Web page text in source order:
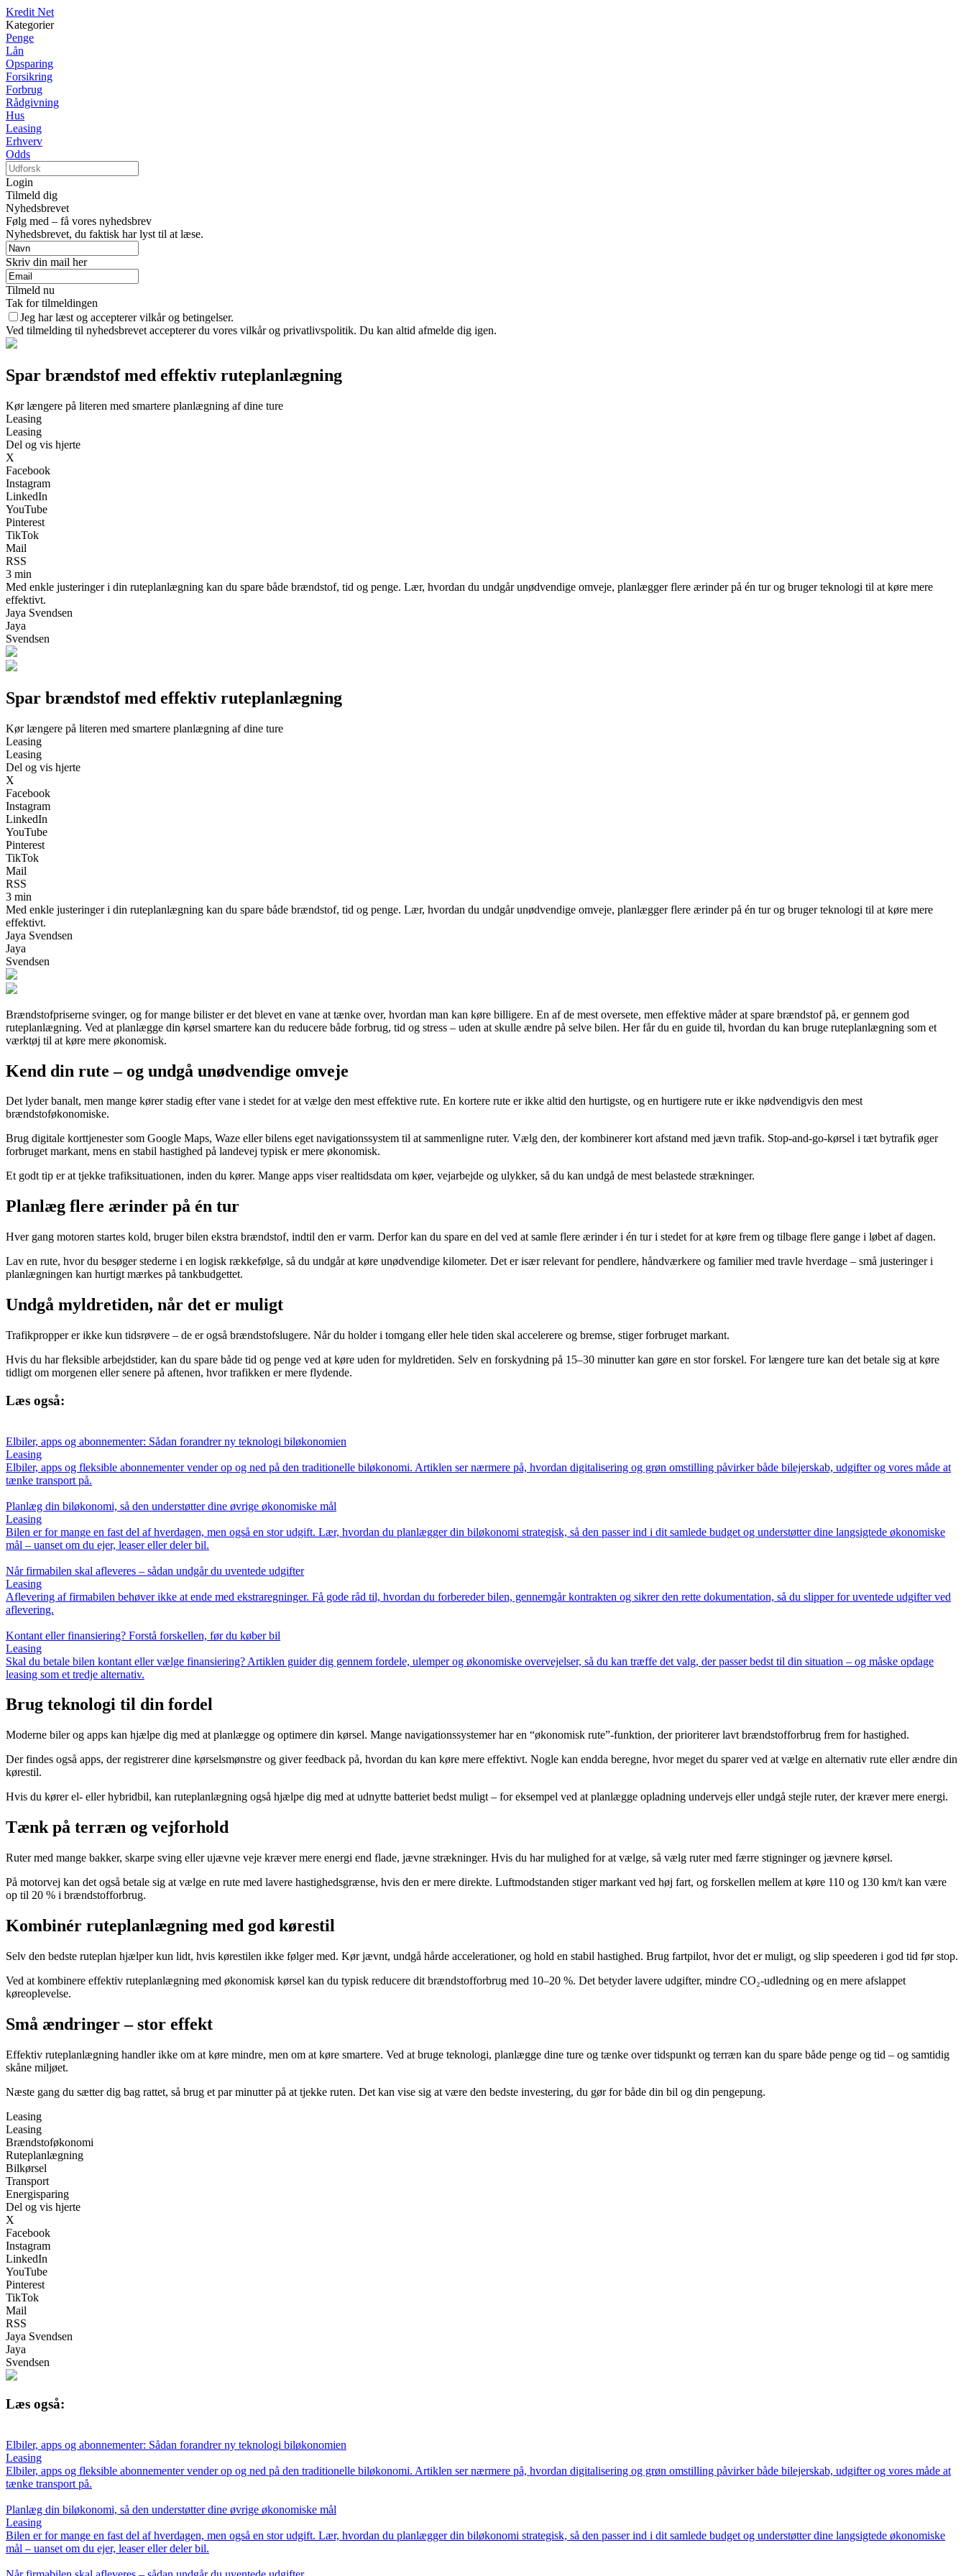
Kredit Net
Kategorier
Penge
Lån
Opsparing
Forsikring
Forbrug
Rådgivning
Hus
Leasing
Erhverv
Odds
Login
Tilmeld dig
Nyhedsbrevet
Følg med – få vores nyhedsbrev
Nyhedsbrevet, du faktisk har lyst til at læse.
Skriv din mail her
Tilmeld nu
Tak for tilmeldingen
Jeg har læst og accepterer vilkår og betingelser.
Ved tilmelding til nyhedsbrevet accepterer du vores vilkår og privatlivspolitik. Du kan altid afmelde dig igen.
Spar brændstof med effektiv ruteplanlægning
Kør længere på literen med smartere planlægning af dine ture
Leasing
Leasing
Del og vis hjerte
X
Facebook
Instagram
LinkedIn
YouTube
Pinterest
TikTok
Mail
RSS
3 min
Med enkle justeringer i din ruteplanlægning kan du spare både brændstof, tid og penge. Lær, hvordan du undgår unødvendige omveje, planlægger flere ærinder på én tur og bruger teknologi til at køre mere
effektivt.
Jaya Svendsen
Jaya
Svendsen
Spar brændstof med effektiv ruteplanlægning
Kør længere på literen med smartere planlægning af dine ture
Leasing
Leasing
Del og vis hjerte
X
Facebook
Instagram
LinkedIn
YouTube
Pinterest
TikTok
Mail
RSS
3 min
Med enkle justeringer i din ruteplanlægning kan du spare både brændstof, tid og penge. Lær, hvordan du undgår unødvendige omveje, planlægger flere ærinder på én tur og bruger teknologi til at køre mere
effektivt.
Jaya Svendsen
Jaya
Svendsen
Brændstofpriserne svinger, og for mange bilister er det blevet en vane at tænke over, hvordan man kan køre billigere. En af de mest oversete, men effektive måder at spare brændstof på, er gennem god
ruteplanlægning. Ved at planlægge din kørsel smartere kan du reducere både forbrug, tid og stress – uden at skulle ændre på selve bilen. Her får du en guide til, hvordan du kan bruge ruteplanlægning som et
værktøj til at køre mere økonomisk.
Kend din rute – og undgå unødvendige omveje
Det lyder banalt, men mange kører stadig efter vane i stedet for at vælge den mest effektive rute. En kortere rute er ikke altid den hurtigste, og en hurtigere rute er ikke nødvendigvis den mest
brændstoføkonomiske.
Brug digitale korttjenester som Google Maps, Waze eller bilens eget navigationssystem til at sammenligne ruter. Vælg den, der kombinerer kort afstand med jævn trafik. Stop-and-go-kørsel i tæt bytrafik øger
forbruget markant, mens en stabil hastighed på landevej typisk er mere økonomisk.
Et godt tip er at tjekke trafiksituationen, inden du kører. Mange apps viser realtidsdata om køer, vejarbejde og ulykker, så du kan undgå de mest belastede strækninger.
Planlæg flere ærinder på én tur
Hver gang motoren startes kold, bruger bilen ekstra brændstof, indtil den er varm. Derfor kan du spare en del ved at samle flere ærinder i én tur i stedet for at køre frem og tilbage flere gange i løbet af dagen.
Lav en rute, hvor du besøger stederne i en logisk rækkefølge, så du undgår at køre unødvendige kilometer. Det er især relevant for pendlere, håndværkere og familier med travle hverdage – små justeringer i
planlægningen kan hurtigt mærkes på tankbudgettet.
Undgå myldretiden, når det er muligt
Trafikpropper er ikke kun tidsrøvere – de er også brændstofslugere. Når du holder i tomgang eller hele tiden skal accelerere og bremse, stiger forbruget markant.
Hvis du har fleksible arbejdstider, kan du spare både tid og penge ved at køre uden for myldretiden. Selv en forskydning på 15–30 minutter kan gøre en stor forskel. For længere ture kan det betale sig at køre
tidligt om morgenen eller senere på aftenen, hvor trafikken er mere flydende.
Læs også:
Elbiler, apps og abonnementer: Sådan forandrer ny teknologi biløkonomien
Leasing
Elbiler, apps og fleksible abonnementer vender op og ned på den traditionelle biløkonomi. Artiklen ser nærmere på, hvordan digitalisering og grøn omstilling påvirker både bilejerskab, udgifter og vores måde at
tænke transport på.
Planlæg din biløkonomi, så den understøtter dine øvrige økonomiske mål
Leasing
Bilen er for mange en fast del af hverdagen, men også en stor udgift. Lær, hvordan du planlægger din biløkonomi strategisk, så den passer ind i dit samlede budget og understøtter dine langsigtede økonomiske
mål – uanset om du ejer, leaser eller deler bil.
Når firmabilen skal afleveres – sådan undgår du uventede udgifter
Leasing
Aflevering af firmabilen behøver ikke at ende med ekstraregninger. Få gode råd til, hvordan du forbereder bilen, gennemgår kontrakten og sikrer den rette dokumentation, så du slipper for uventede udgifter ved
aflevering.
Kontant eller finansiering? Forstå forskellen, før du køber bil
Leasing
Skal du betale bilen kontant eller vælge finansiering? Artiklen guider dig gennem fordele, ulemper og økonomiske overvejelser, så du kan træffe det valg, der passer bedst til din situation – og måske opdage
leasing som et tredje alternativ.
Brug teknologi til din fordel
Moderne biler og apps kan hjælpe dig med at planlægge og optimere din kørsel. Mange navigationssystemer har en “økonomisk rute”-funktion, der prioriterer lavt brændstofforbrug frem for hastighed.
Der findes også apps, der registrerer dine kørselsmønstre og giver feedback på, hvordan du kan køre mere effektivt. Nogle kan endda beregne, hvor meget du sparer ved at vælge en alternativ rute eller ændre din
kørestil.
Hvis du kører el- eller hybridbil, kan ruteplanlægning også hjælpe dig med at udnytte batteriet bedst muligt – for eksempel ved at planlægge opladning undervejs eller undgå stejle ruter, der kræver mere energi.
Tænk på terræn og vejforhold
Ruter med mange bakker, skarpe sving eller ujævne veje kræver mere energi end flade, jævne strækninger. Hvis du har mulighed for at vælge, så vælg ruter med færre stigninger og jævnere kørsel.
På motorvej kan det også betale sig at vælge en rute med lavere hastighedsgrænse, hvis den er mere direkte. Luftmodstanden stiger markant ved høj fart, og forskellen mellem at køre 110 og 130 km/t kan være
op til 20 % i brændstofforbrug.
Kombinér ruteplanlægning med god kørestil
Selv den bedste ruteplan hjælper kun lidt, hvis kørestilen ikke følger med. Kør jævnt, undgå hårde accelerationer, og hold en stabil hastighed. Brug fartpilot, hvor det er muligt, og slip speederen i god tid før stop.
Ved at kombinere effektiv ruteplanlægning med økonomisk kørsel kan du typisk reducere dit brændstofforbrug med 10–20 %. Det betyder lavere udgifter, mindre CO₂-udledning og en mere afslappet
køreoplevelse.
Små ændringer – stor effekt
Effektiv ruteplanlægning handler ikke om at køre mindre, men om at køre smartere. Ved at bruge teknologi, planlægge dine ture og tænke over tidspunkt og terræn kan du spare både penge og tid – og samtidig
skåne miljøet.
Næste gang du sætter dig bag rattet, så brug et par minutter på at tjekke ruten. Det kan vise sig at være den bedste investering, du gør for både din bil og din pengepung.
Leasing
Leasing
Brændstoføkonomi
Ruteplanlægning
Bilkørsel
Transport
Energisparing
Del og vis hjerte
X
Facebook
Instagram
LinkedIn
YouTube
Pinterest
TikTok
Mail
RSS
Jaya Svendsen
Jaya
Svendsen
Læs også:
Elbiler, apps og abonnementer: Sådan forandrer ny teknologi biløkonomien
Leasing
Elbiler, apps og fleksible abonnementer vender op og ned på den traditionelle biløkonomi. Artiklen ser nærmere på, hvordan digitalisering og grøn omstilling påvirker både bilejerskab, udgifter og vores måde at
tænke transport på.
Planlæg din biløkonomi, så den understøtter dine øvrige økonomiske mål
Leasing
Bilen er for mange en fast del af hverdagen, men også en stor udgift. Lær, hvordan du planlægger din biløkonomi strategisk, så den passer ind i dit samlede budget og understøtter dine langsigtede økonomiske
mål – uanset om du ejer, leaser eller deler bil.